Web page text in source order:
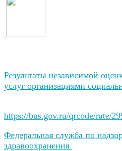
Результаты независимой
услуг организациями
https://bus.gov.ru/qrcode/rate/
Федеральная служба по
здравоохранения